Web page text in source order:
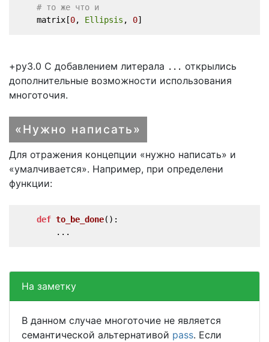
# то же что и
    matrix[
0, Ellipsis , 0]
+py3.0 С добавлением литерала ... открылись
дополнительные возможности использования
многоточия.
«Нужно написать»
Для отражения концепции «нужно написать» и
«умалчивается». Например, при определени
функции:
def to_be_done():
        ...
На заметку
В данном случае многоточие не является
семантической альтернативой pass. Если